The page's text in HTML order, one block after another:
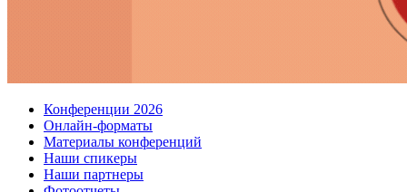
Конференции 2026
Онлайн-форматы
Материалы конференций
Наши спикеры
Наши партнеры